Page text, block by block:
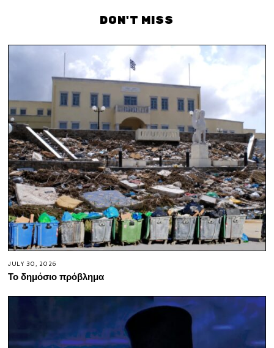
DON'T MISS
JULY 30, 2026
Το δημόσιο πρόβλημα